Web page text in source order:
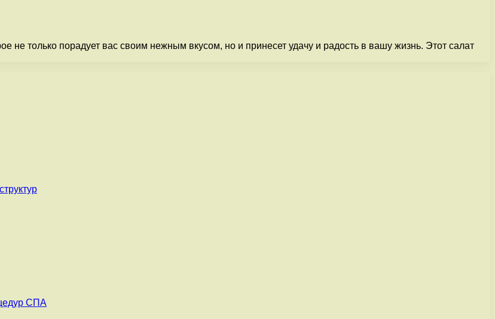
не только порадует вас своим нежным вкусом, но и принесет удачу и радость в вашу жизнь. Этот салат
СПА